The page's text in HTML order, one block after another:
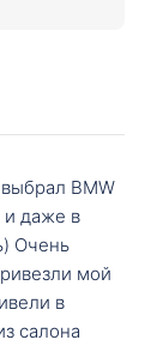
BMW
и даже в
Очень
мой
в
салона